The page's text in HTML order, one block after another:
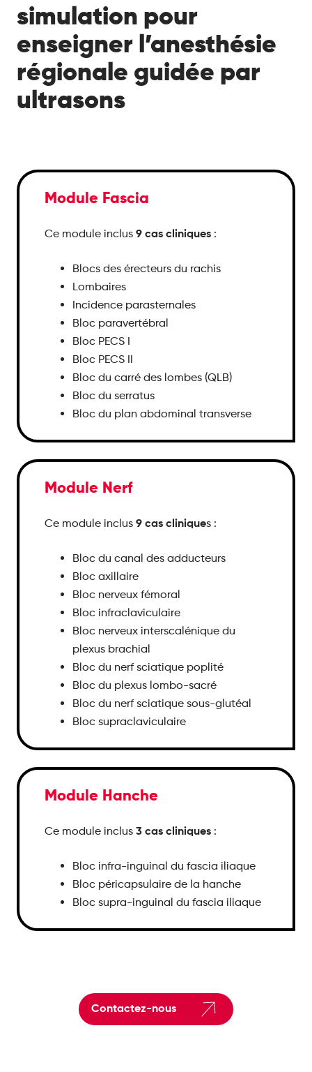
simulation pour
enseigner l’anesthésie
régionale guidée par
ultrasons
Module Fascia
Ce module inclus 9 cas cliniques :
Blocs des érecteurs du rachis
Lombaires
Incidence parasternales
Bloc paravertébral
Bloc PECS I
Bloc PECS II
Bloc du carré des lombes (QLB)
Bloc du serratus
Bloc du plan abdominal transverse
Module Nerf
Ce module inclus 9 cas cliniques :
Bloc du canal des adducteurs
Bloc axillaire
Bloc nerveux fémoral
Bloc infraclaviculaire
Bloc nerveux interscalénique du
plexus brachial
Bloc du nerf sciatique poplité
Bloc du plexus lombo-sacré
Bloc du nerf sciatique sous-glutéal
Bloc supraclaviculaire
Module Hanche
Ce module inclus 3 cas cliniques :
Bloc infra-inguinal du fascia iliaque
Bloc péricapsulaire de la hanche
Bloc supra-inguinal du fascia iliaque
Contactez-nous